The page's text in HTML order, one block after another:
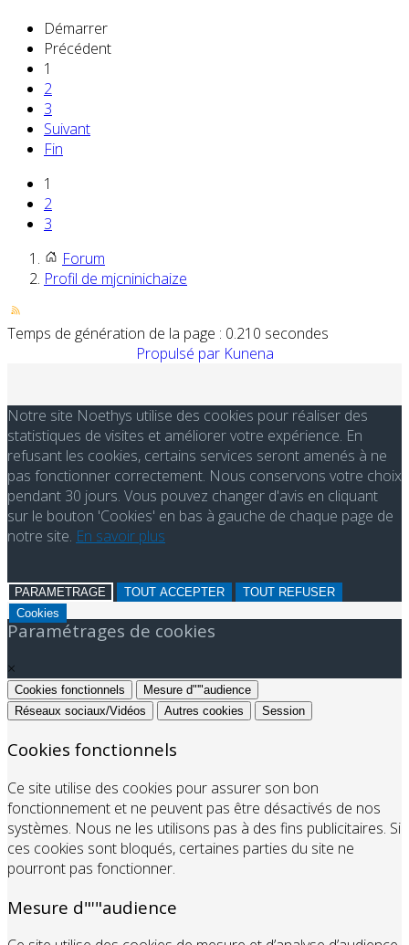
Démarrer
Précédent
1
2
3
Suivant
Fin
1
2
3
Forum
Profil de mjcninichaize
Temps de génération de la page : 0.210 secondes
Propulsé par Kunena
Notre site Noethys utilise des cookies pour réaliser des
statistiques de visites et améliorer votre expérience. En
refusant les cookies, certains services seront amenés à ne
pas fonctionner correctement. Nous conservons votre choix
pendant 30 jours. Vous pouvez changer d'avis en cliquant
sur le bouton 'Cookies' en bas à gauche de chaque page de
notre site. En savoir plus
PARAMETRAGE TOUT ACCEPTER
TOUT REFUSER
Cookies
Paramétrages de cookies
×
Cookies fonctionnels
Mesure d"'"audience
Réseaux sociaux/Vidéos
Autres cookies Session
Cookies fonctionnels
Ce site utilise des cookies pour assurer son bon
fonctionnement et ne peuvent pas être désactivés de nos
systèmes. Nous ne les utilisons pas à des fins publicitaires. Si
ces cookies sont bloqués, certaines parties du site ne
pourront pas fonctionner.
Mesure d"'"audience